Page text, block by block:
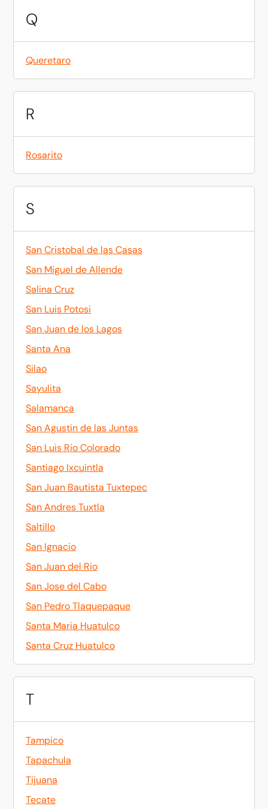
Q
Queretaro
R
Rosarito
S
San Cristobal de las Casas
San Miguel de Allende
Salina Cruz
San Luis Potosi
San Juan de los Lagos
Santa Ana
Silao
Sayulita
Salamanca
San Agustin de las Juntas
San Luis Rio Colorado
Santiago Ixcuintla
San Juan Bautista Tuxtepec
San Andres Tuxtla
Saltillo
San Ignacio
San Juan del Rio
San Jose del Cabo
San Pedro Tlaquepaque
Santa Maria Huatulco
Santa Cruz Huatulco
T
Tampico
Tapachula
Tijuana
Tecate